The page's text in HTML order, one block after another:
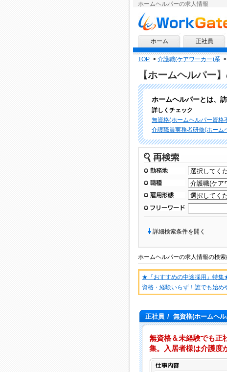
ホームヘルパーの求人情報
求人情報ならワークゲートへ！
ホーム 正社員
TOP > 介護職(ケアワーカー)系 >
【ホームヘルパー】
ホームヘルパーとは、
詳しくチェック
無資格(ホームヘルパー資格
介護職員実務者研修(ホーム
再検索
勤務地
職種
雇用形態
フリーワード
詳細検索条件を開く
ホームヘルパーの求人情報の検
★『おすすめの中途採用』特集
資格・経験いらず！誰でも始
正社員 / 無資格(ホームヘ
無資格＆未経験でも正
集。入居者様は介護度